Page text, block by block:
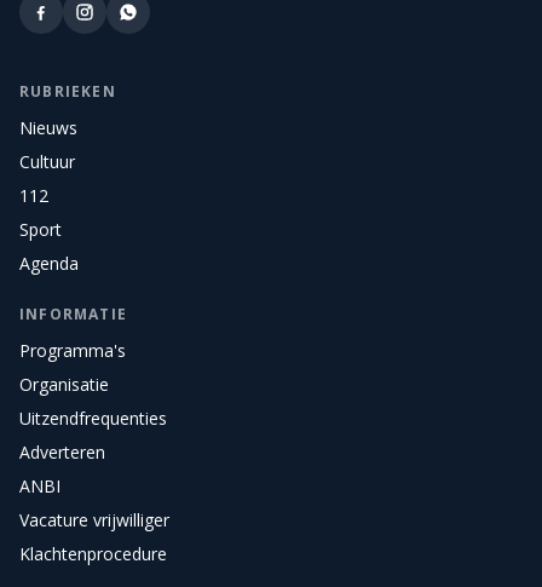
RUBRIEKEN
Nieuws
Cultuur
112
Sport
Agenda
INFORMATIE
Programma's
Organisatie
Uitzendfrequenties
Adverteren
ANBI
Vacature vrijwilliger
Klachtenprocedure